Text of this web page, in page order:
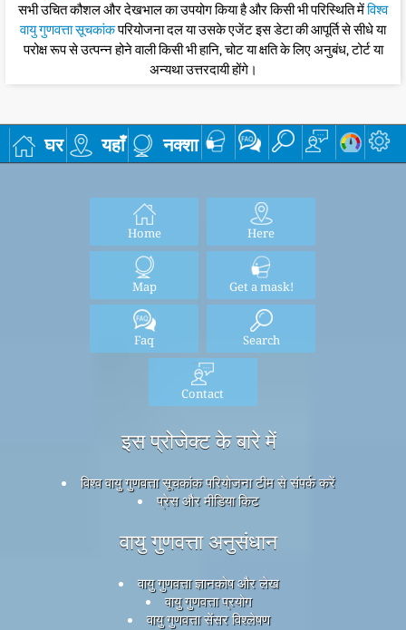
सभी उचित कौशल और देखभाल का उपयोग किया है और किसी भी परिस्थिति मेंविश्व
वायु गुणवत्ता सूचकांकपरियोजना दल या उसके एजेंट इस डेटा की आपूर्ति से सीधे या
परोक्ष रूप से उत्पन्न होने वाली किसी भी हानि, चोट या क्षति के लिए अनुबंध, टोर्ट या
अन्यथा उत्तरदायी होंगे।
घर यहाँ नक्शा
Home Here
Map Get a mask!
Faq Search
Contact
इस प्रोजेक्ट के बारे में
विश्व वायु गुणवत्ता सूचकांक परियोजना टीम से संपर्क करें
प्रेस और मीडिया किट
वायु गुणवत्ता अनुसंधान
वायु गुणवत्ता ज्ञानकोष और लेख
वायु गुणवत्ता प्रयोग
वायु गुणवत्ता सेंसर विश्लेषण